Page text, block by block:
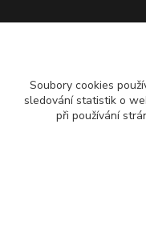
Soubory cookies
sledování statistik o
při používání